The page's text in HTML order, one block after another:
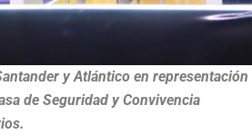
y Atlántico en representación
de Seguridad y Convivencia